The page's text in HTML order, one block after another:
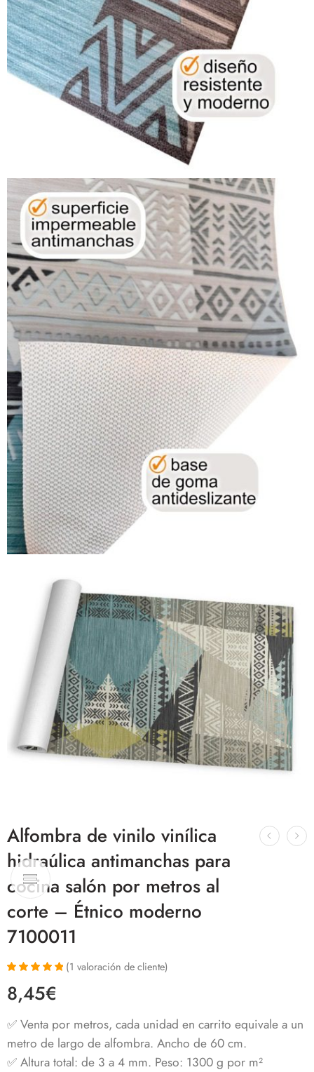
Alfombra de vinilo vinílica
hidraúlica antimanchas para
cocina salón por metros al
corte – Étnico moderno
7100011
5.00 de 5 en
base a
un cliente
(1 valoración de cliente)
8,45€
✅ Venta por metros, cada unidad en carrito equivale a un
metro de largo de alfombra. Ancho de 60 cm.
✅Altura total: de 3 a 4 mm. Peso: 1300 g por m²